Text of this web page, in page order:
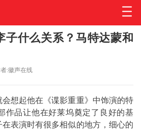
子什么关系？马特达蒙和
:徽声在线
想起他在《谍影重重》中饰演的特
作品让他在好莱坞奠定了良好的基
表演时有很多相似的地方，细心的